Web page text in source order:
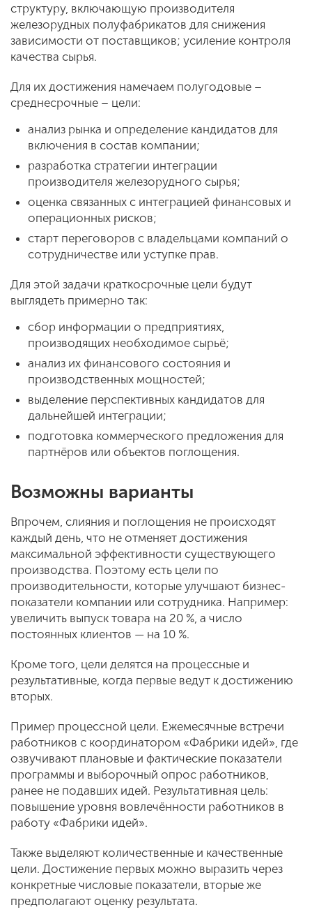
структуру, включающую производителя
железорудных полуфабрикатов для снижения
зависимости от поставщиков; усиление контроля
качества сырья.
Для их достижения намечаем полугодовые –
среднесрочные – цели:
анализ рынка и определение кандидатов для
включения в состав компании;
разработка стратегии интеграции
производителя железорудного сырья;
оценка связанных с интеграцией финансовых и
операционных рисков;
старт переговоров с владельцами компаний о
сотрудничестве или уступке прав.
Для этой задачи краткосрочные цели будут
выглядеть примерно так:
сбор информации о предприятиях,
производящих необходимое сырьё;
анализ их финансового состояния и
производственных мощностей;
выделение перспективных кандидатов для
дальнейшей интеграции;
подготовка коммерческого предложения для
партнёров или объектов поглощения.
Возможны варианты
Впрочем, слияния и поглощения не происходят
каждый день, что не отменяет достижения
максимальной эффективности существующего
производства. Поэтому есть цели по
производительности, которые улучшают бизнес-
показатели компании или сотрудника. Например:
увеличить выпуск товара на 20 %, а число
постоянных клиентов — на 10 %.
Кроме того, цели делятся на процессные и
результативные, когда первые ведут к достижению
вторых.
Пример процессной цели. Ежемесячные встречи
работников с координатором «Фабрики идей», где
озвучивают плановые и фактические показатели
программы и выборочный опрос работников,
ранее не подавших идей. Результативная цель:
повышение уровня вовлечённости работников в
работу «Фабрики идей».
Также выделяют количественные и качественные
цели. Достижение первых можно выразить через
конкретные числовые показатели, вторые же
предполагают оценку результата.